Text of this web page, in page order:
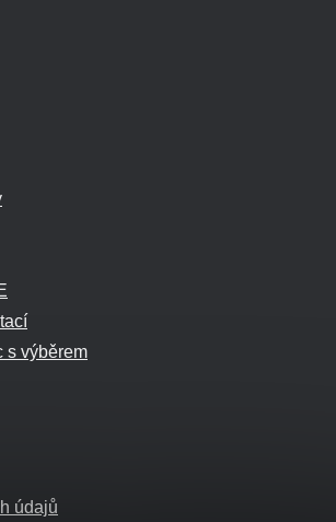
s výběrem
údajů